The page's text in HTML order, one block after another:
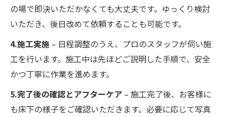
の場で即決いただかなくても大丈夫です。ゆっくり検討
いただき、後日改めて依頼することも可能です。
4.施工実施 – 日程調整のうえ、プロのスタッフが伺い施
工を行います。施工中は先ほどご説明した手順で、安全
かつ丁寧に作業を進めます。
5.完了後の確認とアフターケア – 施工完了後、お客様に
も床下の様子をご確認いただきます。必要に応じて写真